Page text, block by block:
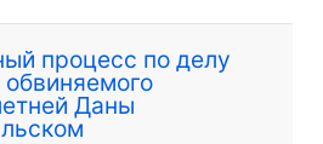
процесс по делу
Даны